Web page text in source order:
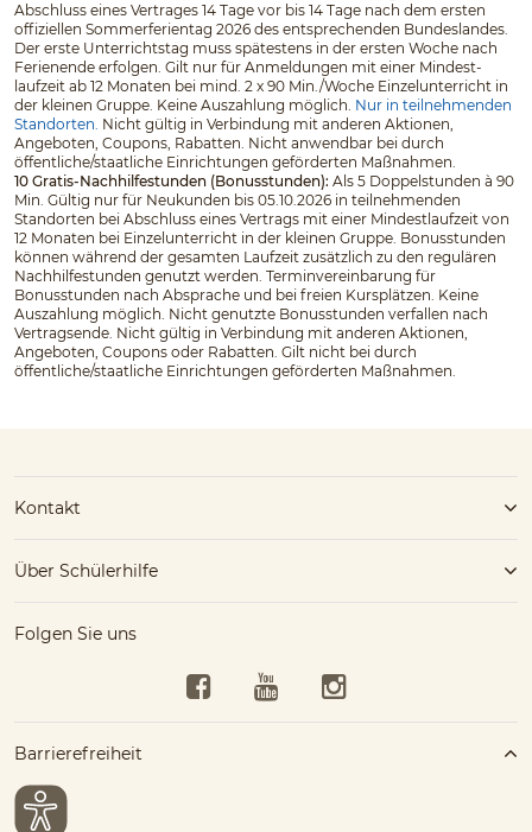
Abschluss eines Vertrages 14 Tage vor bis 14 Tage nach dem ersten
offiziellen Sommerferientag 2026 des entsprechenden Bundeslandes.
Der erste Unterrichtstag muss spätestens in der ersten Woche nach
Ferienende erfolgen. Gilt nur für Anmeldungen mit einer Mindest­
laufzeit ab 12 Monaten bei mind. 2 x 90 Min./Woche Einzelunterricht in
der kleinen Gruppe. Keine Auszahlung möglich. Nur in teilnehmenden
Standorten. Nicht gültig in Verbindung mit anderen Aktionen,
Angeboten, Coupons, Rabatten. Nicht anwendbar bei durch
öffentliche/staatliche Einrichtungen geförderten Maßnahmen.
10 Gratis-Nachhilfestunden (Bonusstunden): Als 5 Doppelstunden à 90
Min. Gültig nur für Neukunden bis 05.10.2026 in teilnehmenden
Standorten bei Abschluss eines Vertrags mit einer Mindestlaufzeit von
12 Monaten bei Einzelunterricht in der kleinen Gruppe. Bonusstunden
können während der gesamten Laufzeit zusätzlich zu den regulären
Nachhilfestunden genutzt werden. Terminvereinbarung für
Bonusstunden nach Absprache und bei freien Kursplätzen. Keine
Auszahlung möglich. Nicht genutzte Bonusstunden verfallen nach
Vertragsende. Nicht gültig in Verbindung mit anderen Aktionen,
Angeboten, Coupons oder Rabatten. Gilt nicht bei durch
öffentliche/staatliche Einrichtungen geförderten Maßnahmen.
Kontakt
Über Schülerhilfe
Folgen Sie uns
FacebookYouTubeInstagram
Barrierefreiheit